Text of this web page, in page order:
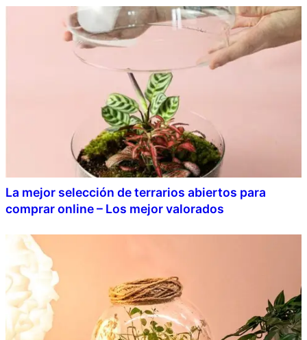
La mejor selección de terrarios abiertos para
comprar online – Los mejor valorados